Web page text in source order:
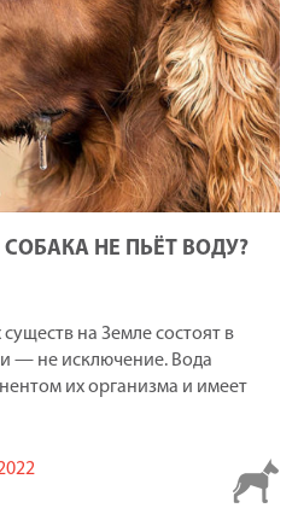
НЕ ПЬЁТ ВОДУ?
на Земле состоят в
— не исключение. Вода
их организма и имеет